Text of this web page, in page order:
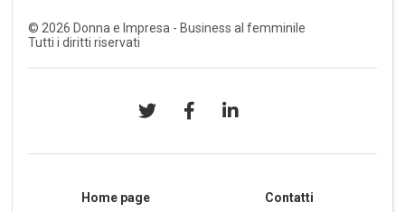
©2026 Donna e Impresa - Business al femminile
Tutti i diritti riservati
Home page Contatti